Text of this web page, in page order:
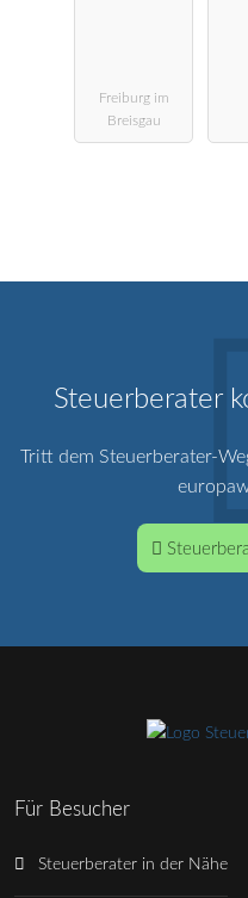
Freiburg im
Breisgau
Steuerberater
Tritt dem Steuerberater-
Für Besucher
Steuerberater in der Nähe